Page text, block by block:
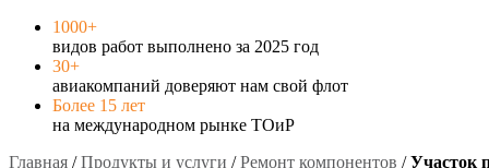
1000+
видов работ выполнено за 2025 год
30+
авиакомпаний доверяют нам свой флот
Более 15 лет
на международном рынке ТОиР
Главная /Продукты и услуги /Ремонт компонентов /Участок